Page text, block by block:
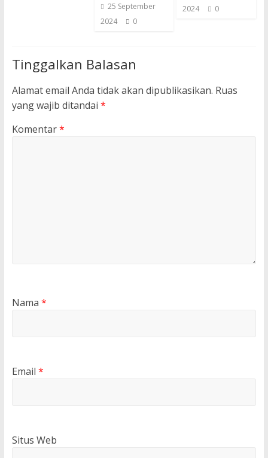
25 September
2024
0
2024
0
Tinggalkan Balasan
Alamat email Anda tidak akan dipublikasikan. Ruas
yang wajib ditandai *
Komentar*
Nama *
Email *
Situs Web